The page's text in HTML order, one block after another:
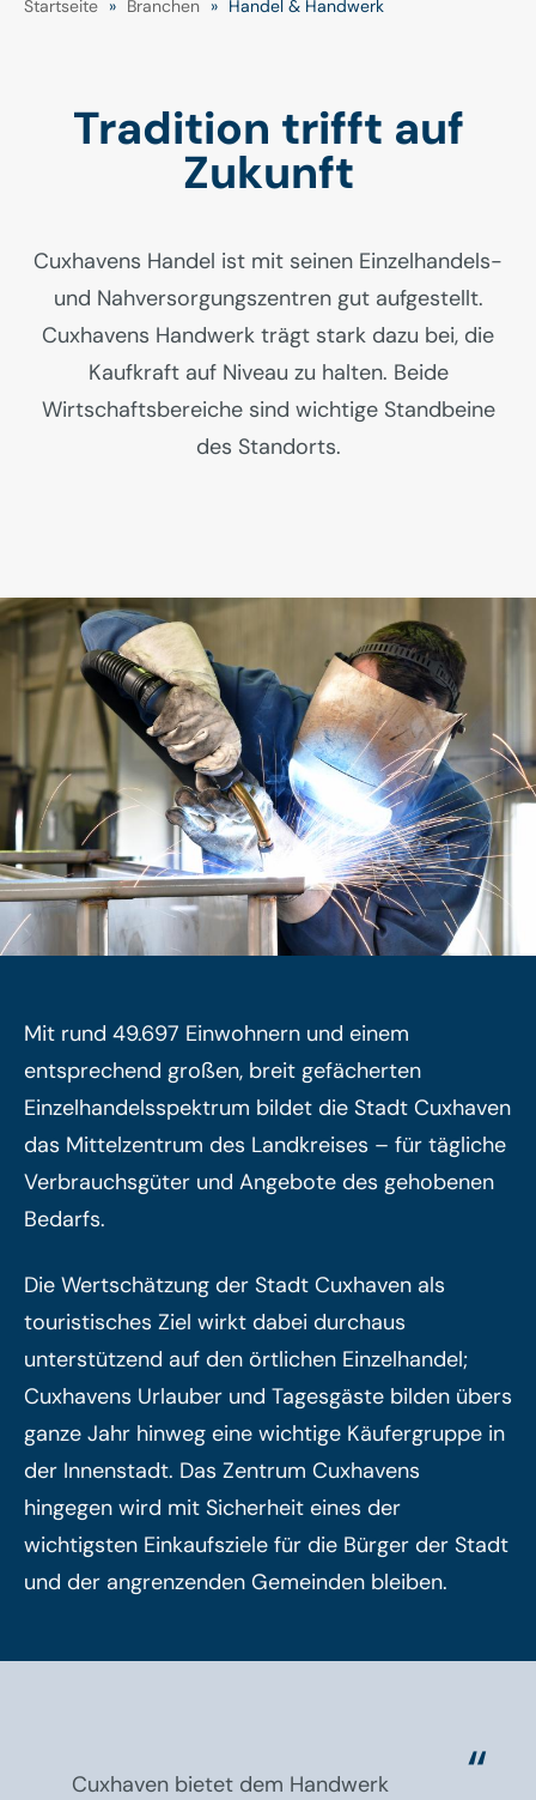
Startseite » Branchen » Handel & Handwerk
Tradition trifft auf
Zukunft
Cuxhavens Handel ist mit seinen Einzelhandels-
und Nahversorgungszentren gut aufgestellt.
Cuxhavens Handwerk trägt stark dazu bei, die
Kaufkraft auf Niveau zu halten. Beide
Wirtschaftsbereiche sind wichtige Standbeine
des Standorts.
Mit rund 49.697 Einwohnern und einem
entsprechend großen, breit gefächerten
Einzelhandelsspektrum bildet die Stadt Cuxhaven
das Mittelzentrum des Landkreises – für tägliche
Verbrauchsgüter und Angebote des gehobenen
Bedarfs.
Die Wertschätzung der Stadt Cuxhaven als
touristisches Ziel wirkt dabei durchaus
unterstützend auf den örtlichen Einzelhandel;
Cuxhavens Urlauber und Tagesgäste bilden übers
ganze Jahr hinweg eine wichtige Käufergruppe in
der Innenstadt. Das Zentrum Cuxhavens
hingegen wird mit Sicherheit eines der
wichtigsten Einkaufsziele für die Bürger der Stadt
und der angrenzenden Gemeinden bleiben.
Cuxhaven bietet dem Handwerk